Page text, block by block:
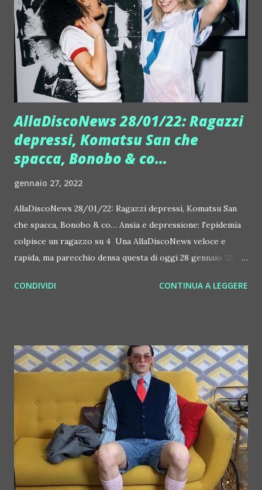
grande successo del decimo anniversario del suo album "
Christmas" ancora in vetta in tutte le classifiche. Gli
elementi di spicco del nuovo album includono un
meraviglioso duetto con Will ie Nels...
AllaDiscoNews 28/01/22: Ragazzi
depressi, Komatsu San che
spacca, Bonobo & co…
gennaio 27, 2022
AllaDiscoNews 28/01/22: Ragazzi depressi, Komatsu San
che spacca, Bonobo & co… Ansia e depressione: l'epidemia
colpisce un ragazzo su 4 Una AllaDiscoNews veloce e
rapida, ma parecchio densa questa di oggi 28 gennaio '22. Si
ragazzi italiani, sottoposti negli ultimi 2 anni a quello che è
QUI: https://bit.ly/AD-depressione Komatsu San: noise,
energia e "Boys don't Cry" Per fortuma c'è anche altro.
Decisamente da non perdere, per scatenarsi con un po' di
malinconia (che piace sempre a tutte le età), il nuovo
singolo del bergamsco Komatsu San - "Boys don't Cry", che
poi è una cover… Continua al leggere qui:
https://www.alladiscoteca.com/2022/01/27/komatsu-san-
noise-energia-e-boys-dont-cry/ Bonobo, Club 2 Club, Mi...
CONDIVIDI CONTINUA A LEGGERE